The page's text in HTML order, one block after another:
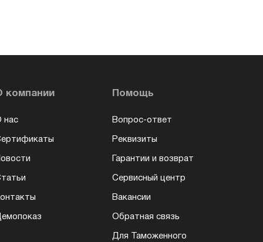
компании
нас
Помощь
Вопрос-ответ
Реквизиты
Гарантии и возврат
Сервисный центр
Вакансии
Обратная связь
Для Таможенного